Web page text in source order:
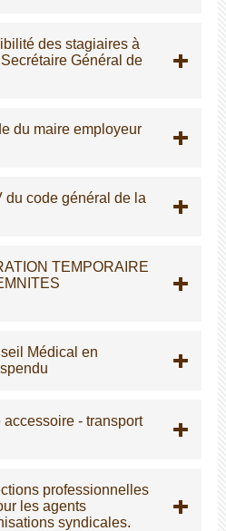
des stagiaires à
Général de
du maire employeur
du code général de la
TEMPORAIRE
Médical en
accessoire - transport
professionnelles
les agents
syndicales.